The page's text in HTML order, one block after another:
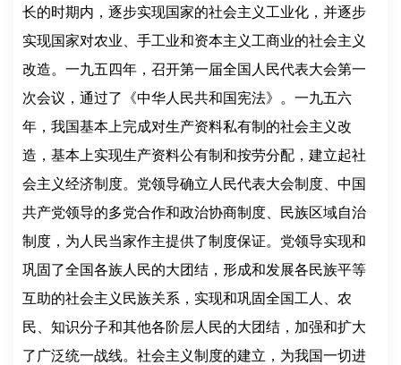
长的时期内，逐步实现国家的社会主义工业化，并逐步
实现国家对农业、手工业和资本主义工商业的社会主义
改造。一九五四年，召开第一届全国人民代表大会第一
次会议，通过了《中华人民共和国宪法》。一九五六
年，我国基本上完成对生产资料私有制的社会主义改
造，基本上实现生产资料公有制和按劳分配，建立起社
会主义经济制度。党领导确立人民代表大会制度、中国
共产党领导的多党合作和政治协商制度、民族区域自治
制度，为人民当家作主提供了制度保证。党领导实现和
巩固了全国各族人民的大团结，形成和发展各民族平等
互助的社会主义民族关系，实现和巩固全国工人、农
民、知识分子和其他各阶层人民的大团结，加强和扩大
了广泛统一战线。社会主义制度的建立，为我国一切进